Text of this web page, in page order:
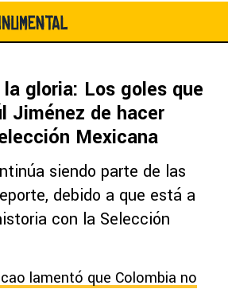
gloria: Los goles que
Jiménez de hacer
Mexicana
siendo parte de las
debido a que está a
con la Selección
lamentó que Colombia no